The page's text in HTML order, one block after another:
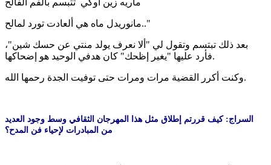
ماريه زين اوكي تتبسم بالفم الفالح
مانوريدل ماه هي ألعادت تورد لمالح.."
بعد ذلك تبتسم وتقول لي "ألا نعرف يولد منتي عن حسك شين"،
فأرد عليها "يغير إظحك" كان هدفي الوحيد هو إضحاكها.
وكنت أكرر القضية مرات ومرات حتى توفيت الجدة رحمها الله.
السراج: كيف قررتم إطلاق مثل هذا المهرجان الثقافي وسط وجود العديد
من المبادرات لإحياء فن المدح؟